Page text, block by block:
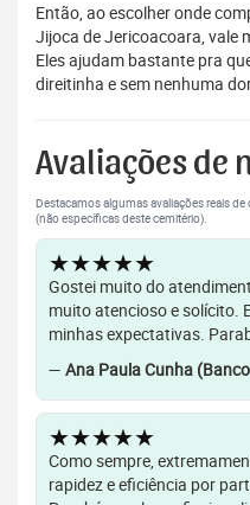
Então, ao escolher onde
Jijoca de Jericoacoara, vale
Eles ajudam bastante pra
direitinha e sem nenhuma
Avaliações de
Destacamos algumas avaliações reais de
(não específicas deste cemitério).
★★★★★
Gostei muito do
muito atencioso e solícito.
minhas expectativas.
— Ana Paula Cunha
★★★★★
Como sempre,
rapidez e eficiência por